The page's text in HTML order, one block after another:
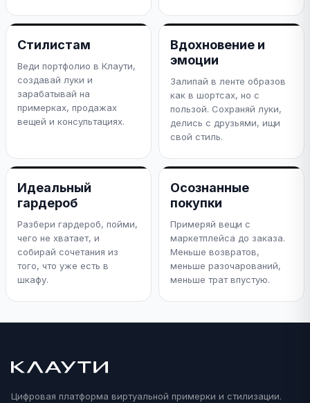
Стилистам
Веди портфолио в Клаути,
создавай луки и
зарабатывай на
примерках, продажах
вещей и консультациях.
Вдохновение и
эмоции
Залипай в ленте образов
как в шортсах, но с
пользой. Сохраняй луки,
делись с друзьями, ищи
свой стиль.
Идеальный
гардероб
Разбери гардероб, пойми,
чего не хватает, и
собирай сочетания из
того, что уже есть в
шкафу.
Осознанные
покупки
Примеряй вещи с
маркетплейса до заказа.
Меньше возвратов,
меньше разочарований,
меньше трат впустую.
Цифровая платформа виртуальной примерки и стилизации.